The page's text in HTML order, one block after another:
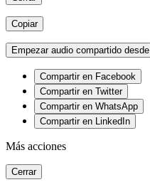
Copiar
Empezar audio compartido desde
Compartir en Facebook
Compartir en Twitter
Compartir en WhatsApp
Compartir en LinkedIn
Más acciones
Cerrar